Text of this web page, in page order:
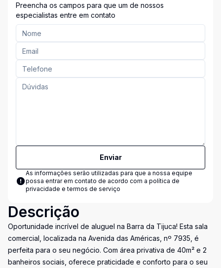
Preencha os campos para que um de nossos
especialistas entre em contato
Enviar
As informações serão utilizadas para que a nossa equipe
possa entrar em contato de acordo com a política de
privacidade e termos de serviço
Descrição
Oportunidade incrível de aluguel na Barra da Tijuca! Esta sala
comercial, localizada na Avenida das Américas, nº 7935, é
perfeita para o seu negócio. Com área privativa de 40m² e 2
banheiros sociais, oferece praticidade e conforto para o seu